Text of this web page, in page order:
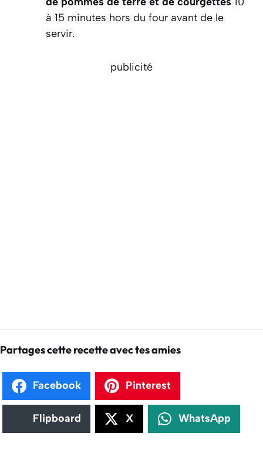
à 15 minutes hors du four avant de le
servir.
publicité
Partages cette recette avec tes amies
Facebook Pinterest
Flipboard X WhatsApp